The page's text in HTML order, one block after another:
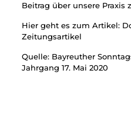
Beitrag über unsere Praxis
Hier geht es zum Artikel:
Zeitungsartikel
Quelle: Bayreuther
Jahrgang 17. Mai 2020